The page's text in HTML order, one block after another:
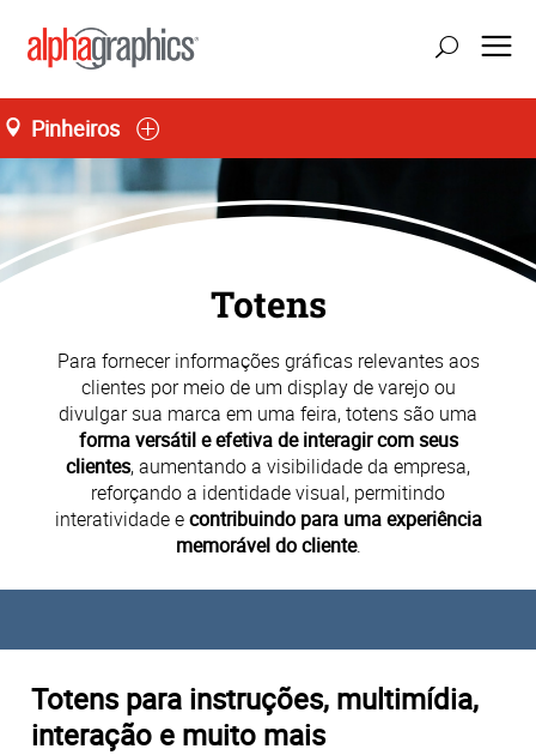
Pinheiros
Totens
Para fornecer informações gráficas relevantes aos
clientes por meio de um display de varejo ou
divulgar sua marca em uma feira, totens são uma
forma versátil e efetiva de interagir com seus
clientes, aumentando a visibilidade da empresa,
reforçando a identidade visual, permitindo
interatividade econtribuindo para uma experiência
memorável do cliente.
Totens para instruções, multimídia,
interação e muito mais